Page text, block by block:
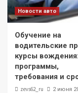
Новости авто
Обучение на
водительские
курсы вождения:
программы,
требования и
zevs62_ru 2 июня